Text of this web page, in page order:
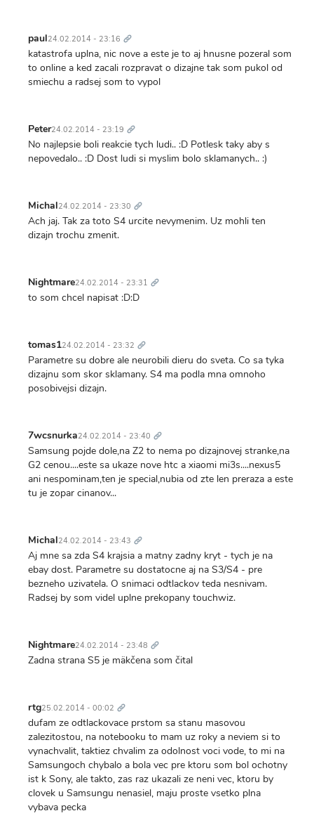
paul24.02.2014 - 23:16 odkaz
katastrofa uplna, nic nove a este je to aj hnusne pozeral som
to online a ked zacali rozpravat o dizajne tak som pukol od
smiechu a radsej som to vypol
Peter24.02.2014 - 23:19 odkaz
No najlepsie boli reakcie tych ludi.. :D Potlesk taky aby s
nepovedalo.. :D Dost ludi si myslim bolo sklamanych.. :)
Michal24.02.2014 - 23:30 odkaz
Ach jaj. Tak za toto S4 urcite nevymenim. Uz mohli ten
dizajn trochu zmenit.
Nightmare24.02.2014 - 23:31 odkaz
to som chcel napisat :D:D
tomas124.02.2014 - 23:32 odkaz
Parametre su dobre ale neurobili dieru do sveta. Co sa tyka
dizajnu som skor sklamany. S4 ma podla mna omnoho
posobivejsi dizajn.
7wcsnurka24.02.2014 - 23:40 odkaz
Samsung pojde dole,na Z2 to nema po dizajnovej stranke,na
G2 cenou....este sa ukaze nove htc a xiaomi mi3s....nexus5
ani nespominam,ten je special,nubia od zte len preraza a este
tu je zopar cinanov...
Michal24.02.2014 - 23:43 odkaz
Aj mne sa zda S4 krajsia a matny zadny kryt - tych je na
ebay dost. Parametre su dostatocne aj na S3/S4 - pre
bezneho uzivatela. O snimaci odtlackov teda nesnivam.
Radsej by som videl uplne prekopany touchwiz.
Nightmare24.02.2014 - 23:48 odkaz
Zadna strana S5 je mäkčena som čital
rtg25.02.2014 - 00:02 odkaz
dufam ze odtlackovace prstom sa stanu masovou
zalezitostou, na notebooku to mam uz roky a neviem si to
vynachvalit, taktiez chvalim za odolnost voci vode, to mi na
Samsungoch chybalo a bola vec pre ktoru som bol ochotny
ist k Sony, ale takto, zas raz ukazali ze neni vec, ktoru by
clovek u Samsungu nenasiel, maju proste vsetko plna
vybava pecka